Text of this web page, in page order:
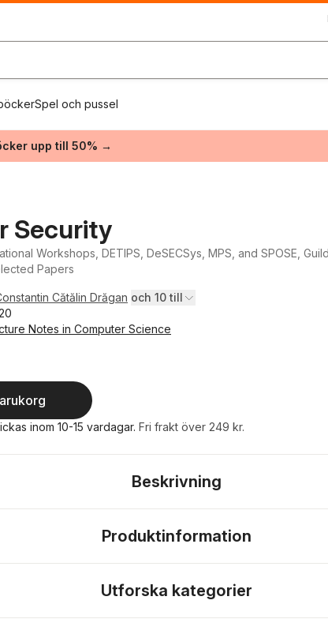
Spel och pussel
upp till 50% →
Security
Workshops, DETIPS, DeSECSys, MPS, and SPOSE,
Papers
Cătălin Drăgan och 10 till
Notes in Computer Science
inom 10-15 vardagar. Fri frakt över 249 kr.
Beskrivning
Produktinformation
Utforska kategorier